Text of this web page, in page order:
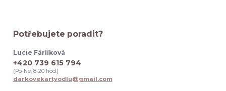
Potřebujete poradit?
Lucie Fárlíková
+420 739 615 794
(Po-Ne, 8-20 hod.)
darkovekartyodlu@gmail.com